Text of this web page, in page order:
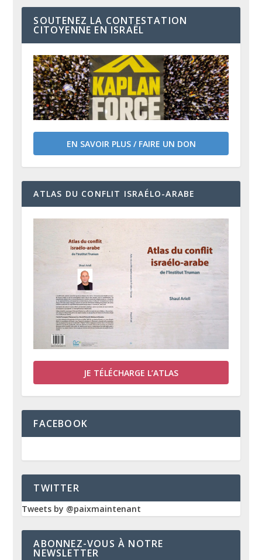
SOUTENEZ LA CONTESTATION
CITOYENNE EN ISRAËL
EN SAVOIR PLUS / FAIRE UN DON
ATLAS DU CONFLIT ISRAÉLO-ARABE
JE TÉLÉCHARGE L’ATLAS
FACEBOOK
TWITTER
Tweets by @paixmaintenant
ABONNEZ-VOUS À NOTRE
NEWSLETTER